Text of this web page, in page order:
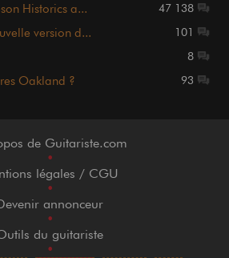
Historics a... 47 138
version d... 101
8
Oakland ? 93
de Guitariste.com
•
légales / CGU
•
annonceur
•
du guitariste
•